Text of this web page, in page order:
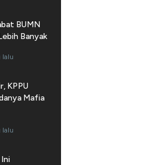
BUMN
Banyak
lalu
KPPU
Mafia
lalu